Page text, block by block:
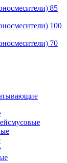
85
100
70